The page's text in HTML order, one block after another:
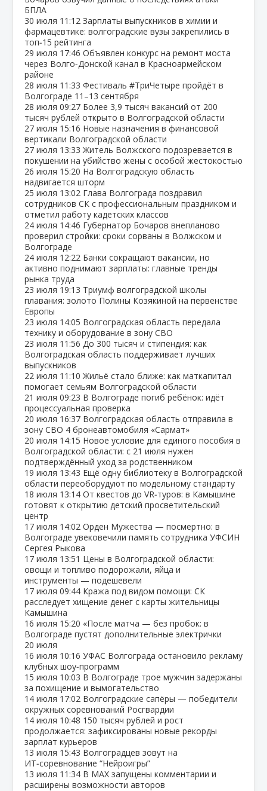
БПЛА
30 июля 11:12 Зарплаты выпускников в химии и
фармацевтике: волгоградские вузы закрепились в
топ‑15 рейтинга
29 июля 17:46 Объявлен конкурс на ремонт моста
через Волго‑Донской канал в Красноармейском
районе
28 июля 11:33 Фестиваль #ТриЧетыре пройдёт в
Волгограде 11–13 сентября
28 июля 09:27 Более 3,9 тысяч вакансий от 200
тысяч рублей открыто в Волгоградской области
27 июля 15:16 Новые назначения в финансовой
вертикали Волгоградской области
27 июля 13:33 Житель Волжского подозревается в
покушении на убийство жены с особой жестокостью
26 июля 15:20 На Волгоградскую область
надвигается шторм
25 июля 13:02 Глава Волгограда поздравил
сотрудников СК с профессиональным праздником и
отметил работу кадетских классов
24 июля 14:46 Губернатор Бочаров внепланово
проверил стройки: сроки сорваны в Волжском и
Волгограде
24 июля 12:22 Банки сокращают вакансии, но
активно поднимают зарплаты: главные тренды
рынка труда
23 июля 19:13 Триумф волгоградской школы
плавания: золото Полины Козякиной на первенстве
Европы
23 июля 14:05 Волгоградская область передала
технику и оборудование в зону СВО
23 июля 11:56 До 300 тысяч и стипендия: как
Волгоградская область поддерживает лучших
выпускников
22 июля 11:10 Жильё стало ближе: как маткапитал
помогает семьям Волгоградской области
21 июля 09:23 В Волгограде погиб ребёнок: идёт
процессуальная проверка
20 июля 16:37 Волгоградская область отправила в
зону СВО 4 бронеавтомобиля «Сармат»
20 июля 14:15 Новое условие для единого пособия в
Волгоградской области: с 21 июля нужен
подтверждённый уход за родственником
19 июля 13:43 Ещё одну библиотеку в Волгоградской
области переоборудуют по модельному стандарту
18 июля 13:14 От квестов до VR‑туров: в Камышине
готовят к открытию детский просветительский
центр
17 июля 14:02 Орден Мужества — посмертно: в
Волгограде увековечили память сотрудника УФСИН
Сергея Рыкова
17 июля 13:51 Цены в Волгоградской области:
овощи и топливо подорожали, яйца и
инструменты — подешевели
17 июля 09:44 Кража под видом помощи: СК
расследует хищение денег с карты жительницы
Камышина
16 июля 15:20 «После матча — без пробок: в
Волгограде пустят дополнительные электрички
20 июля
16 июля 10:16 УФАС Волгограда остановило рекламу
клубных шоу‑программ
15 июля 10:03 В Волгограде трое мужчин задержаны
за похищение и вымогательство
14 июля 17:02 Волгоградские сапёры — победители
окружных соревнований Росгвардии
14 июля 10:48 150 тысяч рублей и рост
продолжается: зафиксированы новые рекорды
зарплат курьеров
13 июля 15:43 Волгоградцев зовут на
ИТ‑соревнование “Нейроигры”
13 июля 11:34 В МАХ запущены комментарии и
расширены возможности авторов